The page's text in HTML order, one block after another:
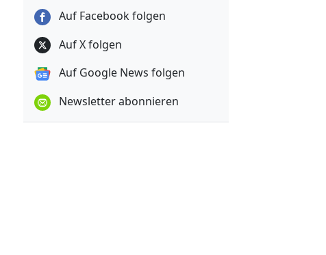
Auf Facebook folgen
Auf X folgen
Auf Google News folgen
Newsletter abonnieren